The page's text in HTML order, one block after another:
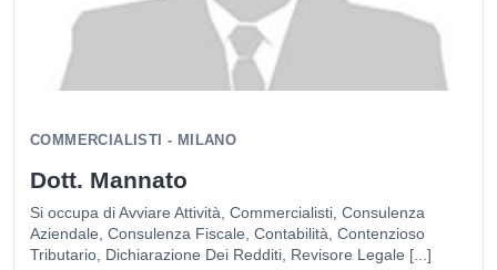
COMMERCIALISTI - MILANO
Dott. Mannato
Si occupa di Avviare Attività, Commercialisti, Consulenza
Aziendale, Consulenza Fiscale, Contabilità, Contenzioso
Tributario, Dichiarazione Dei Redditi, Revisore Legale [...]